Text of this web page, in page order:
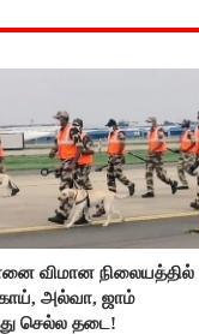
விமான நிலையத்தில்
அல்வா, ஜாம்
செல்ல தடை!